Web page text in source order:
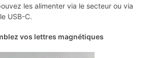
les alimenter via le secteur ou via
USB-C.
vos lettres magnétiques